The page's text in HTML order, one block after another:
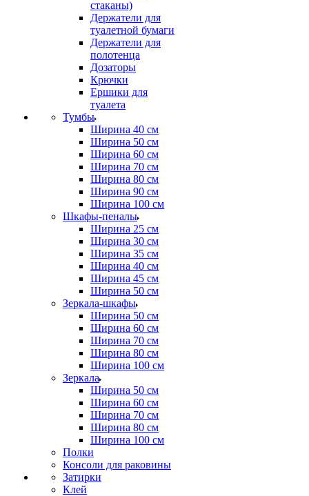
стаканы)
Держатели для
туалетной бумаги
Держатели для
полотенца
Дозаторы
Крючки
Ершики для
туалета
Тумбы
Ширина 40 см
Ширина 50 см
Ширина 60 см
Ширина 70 см
Ширина 80 см
Ширина 90 см
Ширина 100 см
Шкафы-пеналы
Ширина 25 см
Ширина 30 см
Ширина 35 см
Ширина 40 см
Ширина 45 см
Ширина 50 см
Зеркала-шкафы
Ширина 50 см
Ширина 60 см
Ширина 70 см
Ширина 80 см
Ширина 100 см
Зеркала
Ширина 50 см
Ширина 60 см
Ширина 70 см
Ширина 80 см
Ширина 100 см
Полки
Консоли для раковины
Затирки
Клей